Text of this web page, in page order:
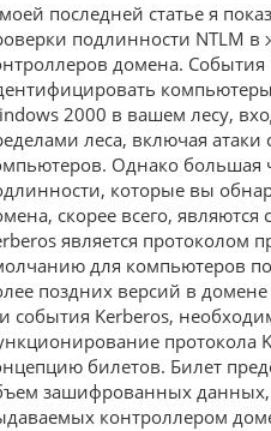
последней статье я
подлинности NTLM в
домена. События
2000 в вашем лесу,
леса, включая
Однако большая
которые вы
скорее всего,
является протоколом
для компьютеров
поздних версий в
события Kerberos,
протокола
билетов. Билет
зашифрованных данных,
контроллером